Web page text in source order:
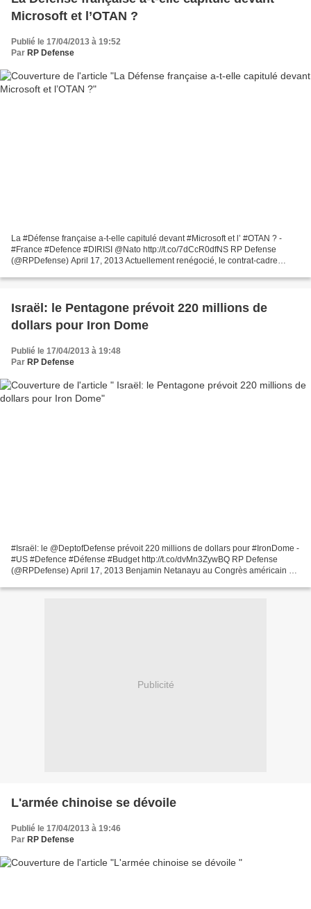
Microsoft et l’OTAN ?
Publié le 17/04/2013 à 19:52
Par RP Defense
La #Défense française a-t-elle capitulé devant #Microsoft et l’ #OTAN ? -
#France #Defence #DIRISI @Nato http://t.co/7dCcR0dfNS RP Defense
(@RPDefense) April 17, 2013 Actuellement renégocié, le contrat-cadre
Israël: le Pentagone prévoit 220 millions de
dollars pour Iron Dome
Publié le 17/04/2013 à 19:48
Par RP Defense
#Israël: le @DeptofDefense prévoit 220 millions de dollars pour #IronDome -
#US #Defence #Défense #Budget http://t.co/dvMn3ZywBQ RP Defense
(@RPDefense) April 17, 2013 Benjamin Netanayu au Congrès américain en
Publicité
L'armée chinoise se dévoile
Publié le 17/04/2013 à 19:46
Par RP Defense